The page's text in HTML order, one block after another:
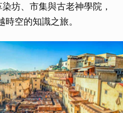
坊、市集與古老神學院，
空的知識之旅。